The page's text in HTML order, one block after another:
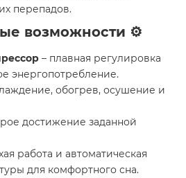
перепадов.
возможности ⚙️
– плавная регулировка
энергопотребление.
обогрев, осушение и
достижение заданной
работа и автоматическая
для комфортного сна.